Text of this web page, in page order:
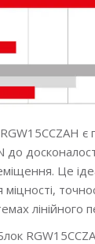
є
Це
лінійного